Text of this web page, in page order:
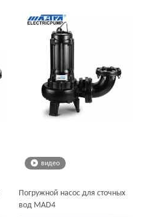
видео
Погружной насос для сточных
вод MAD4